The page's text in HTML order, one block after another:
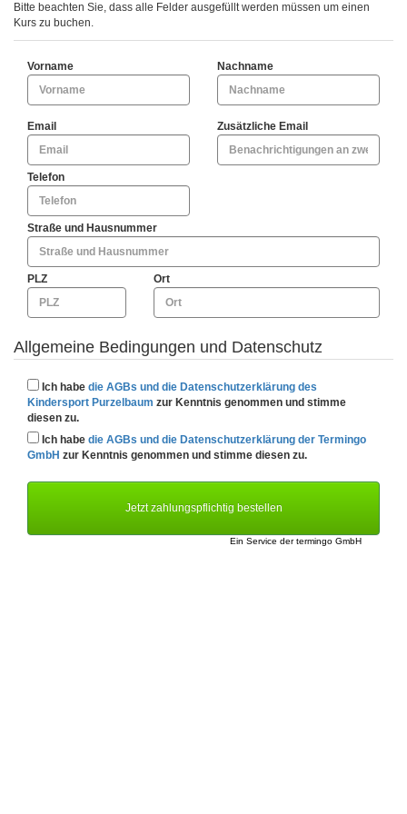
Bitte beachten Sie, dass alle Felder ausgefüllt werden müssen um einen
Kurs zu buchen.
Vorname Nachname
Email Zusätzliche Email
Telefon
Straße und Hausnummer
PLZ Ort
Allgemeine Bedingungen und Datenschutz
Ich habe die AGBs und die Datenschutzerklärung des
Kindersport Purzelbaum zur Kenntnis genommen und stimme
diesen zu.
Ich habe die AGBs und die Datenschutzerklärung der Termingo
GmbH zur Kenntnis genommen und stimme diesen zu.
Jetzt zahlungspflichtig bestellen
Ein Service dertermingo GmbH